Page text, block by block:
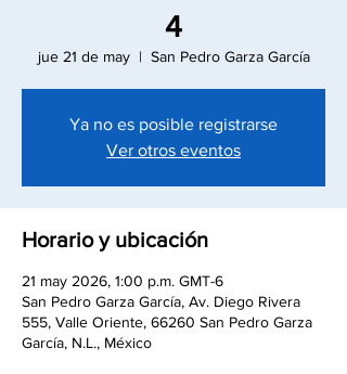
4
jue 21 de may
  |
San Pedro Garza García
Ya no es posible registrarse
Ver otros eventos
Horario y ubicación
21 may 2026, 1:00 p.m. GMT-6
San Pedro Garza García, Av. Diego Rivera
555, Valle Oriente, 66260 San Pedro Garza
García, N.L., México